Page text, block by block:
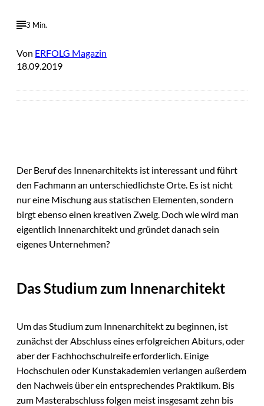
3 Min.
Von ERFOLG Magazin
18.09.2019
Der Beruf des Innenarchitekts ist interessant und führt
den Fachmann an unterschiedlichste Orte. Es ist nicht
nur eine Mischung aus statischen Elementen, sondern
birgt ebenso einen kreativen Zweig. Doch wie wird man
eigentlich Innenarchitekt und gründet danach sein
eigenes Unternehmen?
Das Studium zum Innenarchitekt
Um das Studium zum Innenarchitekt zu beginnen, ist
zunächst der Abschluss eines erfolgreichen Abiturs, oder
aber der Fachhochschulreife erforderlich. Einige
Hochschulen oder Kunstakademien verlangen außerdem
den Nachweis über ein entsprechendes Praktikum. Bis
zum Masterabschluss folgen meist insgesamt zehn bis